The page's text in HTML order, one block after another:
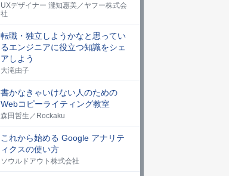
UXデザイナー 瀧知惠美／ヤフー株式会
社
転職・独立しようかなと思ってい
るエンジニアに役立つ知識をシェ
アしよう
大滝由子
書かなきゃいけない人のための
Webコピーライティング教室
森田哲生／Rockaku
これから始める Google アナリテ
ィクスの使い方
ソウルドアウト株式会社